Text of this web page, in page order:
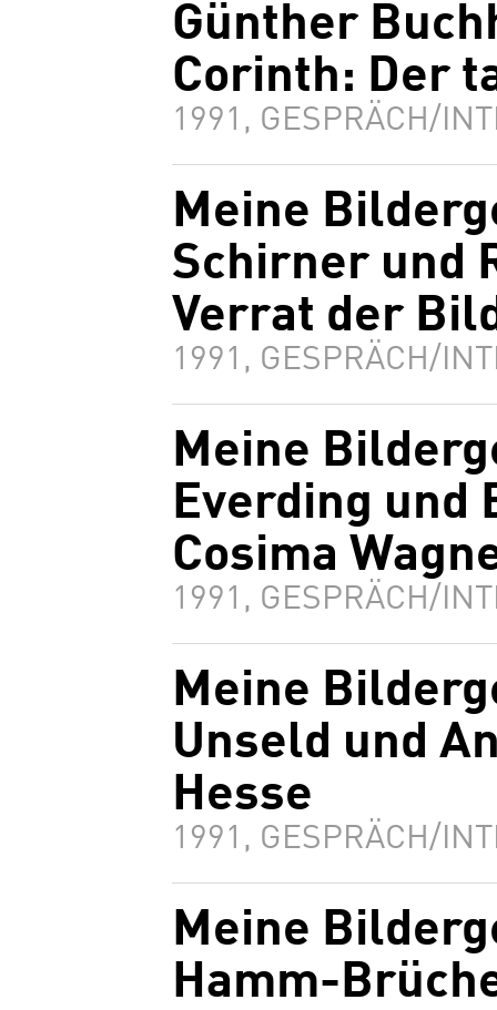
Günther
Corinth: Der
1991, GESPRÄCH/
Meine
Schirner und
Verrat der
1991, GESPRÄCH/
Meine
Everding und
Cosima
1991, GESPRÄCH/
Meine
Unseld und
Hesse
1991, GESPRÄCH/
Meine
Hamm-